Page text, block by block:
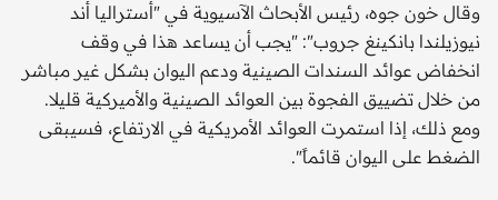
وقال خون جوه، رئيس الأبحاث الآسيوية في "أستراليا أند
نيوزيلندا بانكينغ جروب": "يجب أن يساعد هذا في وقف
انخفاض عوائد السندات الصينية ودعم اليوان بشكل غير مباشر
من خلال تضييق الفجوة بين العوائد الصينية والأميركية قليلا.
ومع ذلك، إذا استمرت العوائد الأمريكية في الارتفاع، فسيبقى
الضغط على اليوان قائماً".